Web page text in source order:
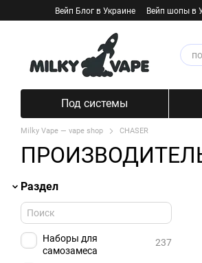
Перейти к основному контенту
Вейп Блог в Украине Вейп шопы в
Под системы
Milky Vape — vape shop CHASER
ПРОИЗВОДИТЕЛЬ
Раздел
Наборы для
самозамеса
237